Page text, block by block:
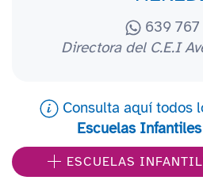
639
Directora del C.E.I
Consulta aquí todos
Escuelas
ESCUELAS